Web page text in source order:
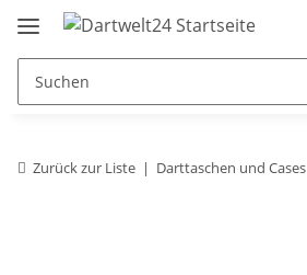
Zurück zur Liste Darttaschen und Cases